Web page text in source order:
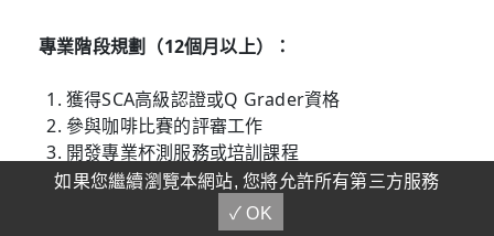
專業階段規劃（12個月以上）：
獲得SCA高級認證或Q Grader資格
參與咖啡比賽的評審工作
開發專業杯測服務或培訓課程
在咖啡產業中建立專業聲譽
持續關注和學習最新技術發展
如果您繼續瀏覽本網站, 您將允許所有第三方服務
✓ OK